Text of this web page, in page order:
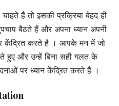
हैं तो इसकी प्रक्रिया बेहद ही
बैठते हैं और अपना ध्यान अपनी
केंद्रित करते है । आपके मन में जो
हुए और उन्हें बिना सही गलत के
पर ध्यान केंद्रित करते हैं ।